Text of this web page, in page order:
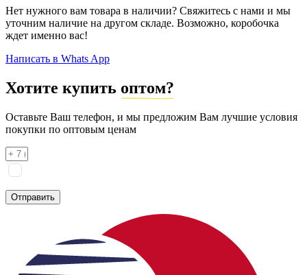
Нет нужного вам товара в наличии? Свяжитесь с нами и мы
уточним наличие на другом складе. Возможно, коробочка
ждет именно вас!
Написать в Whats App
Хотите купить оптом?
Оставьте Ваш телефон, и мы предложим Вам лучшие условия
покупки по оптовым ценам
Отправить